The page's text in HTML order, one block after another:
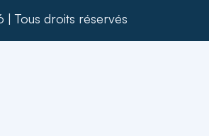
Tous droits réservés